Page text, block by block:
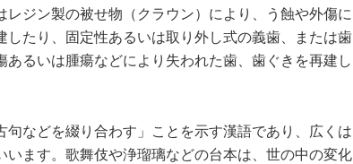
ジン製の被せ物（クラウン）により、う蝕や外傷に
たり、固定性あるいは取り外し式の義歯、または歯
るいは腫瘍などにより失われた歯、歯ぐきを再建し
句などを綴り合わす」ことを示す漢語であり、広くは
います。歌舞伎や浄瑠璃などの台本は、世の中の変化